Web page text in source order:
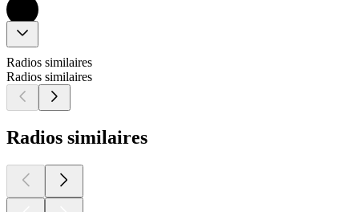
Radios similaires
Radios similaires
Radios similaires